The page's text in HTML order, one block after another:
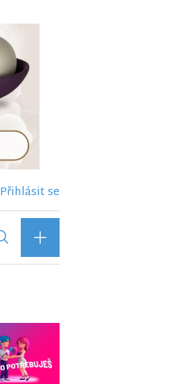
Přihlásit se